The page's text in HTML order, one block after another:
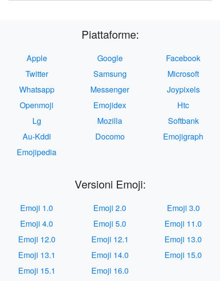
Piattaforme:
Apple Google
Facebook
Twitter
Samsung
Microsoft
Whatsapp
Messenger
Joypixels
Openmoji
Emojidex
Htc
Lg
Mozilla
Softbank
Au-Kddi
Docomo
Emojigraph
Emojipedia
Versioni Emoji:
Emoji 1.0 Emoji 2.0
Emoji 3.0
Emoji 4.0
Emoji 5.0
Emoji 11.0
Emoji 12.0
Emoji 12.1
Emoji 13.0
Emoji 13.1
Emoji 14.0
Emoji 15.0
Emoji 15.1
Emoji 16.0